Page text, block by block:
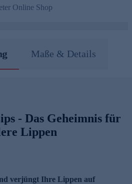
Online Shop
Maße & Details
- Das Geheimnis für
Lippen
verjüngt Ihre Lippen auf